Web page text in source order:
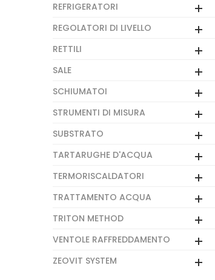
REFRIGERATORI
REGOLATORI DI LIVELLO
RETTILI
SALE
SCHIUMATOI
STRUMENTI DI MISURA
SUBSTRATO
TARTARUGHE D'ACQUA
TERMORISCALDATORI
TRATTAMENTO ACQUA
TRITON METHOD
VENTOLE RAFFREDDAMENTO
ZEOVIT SYSTEM